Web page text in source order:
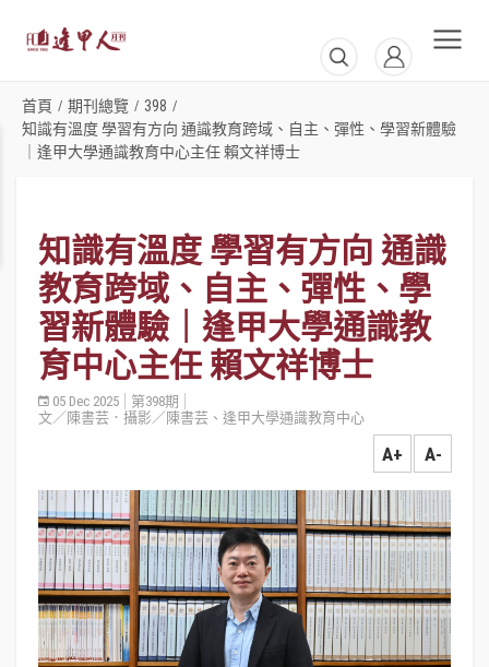
首頁 / 期刊總覽 / 398 /
知識有溫度 學習有方向 通識教育跨域、自主、彈性、學習新體驗
｜逢甲大學通識教育中心主任 賴文祥博士
知識有溫度 學習有方向 通識
教育跨域、自主、彈性、學
習新體驗｜逢甲大學通識教
育中心主任 賴文祥博士
05 Dec 2025
第398期
文／陳書芸．攝影／陳書芸、逢甲大學通識教育中心
A+ A-